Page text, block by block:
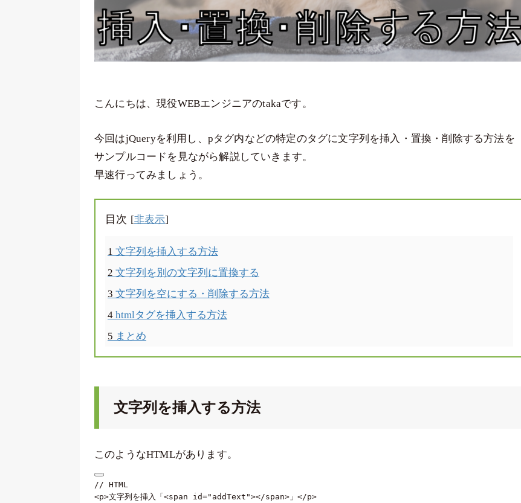
こんにちは、現役WEBエンジニアのtakaです。
今回はjQueryを利用し、pタグ内などの特定のタグに文字列を挿入・置換・削除する方法を
サンプルコードを見ながら解説していきます。
早速行ってみましょう。
目次 [非表示]
1 文字列を挿入する方法
2 文字列を別の文字列に置換する
3 文字列を空にする・削除する方法
4 htmlタグを挿入する方法
5 まとめ
文字列を挿入する方法
このようなHTMLがあります。
<p>文字列を挿入「 <span id=" addText "></span> 」 </p>